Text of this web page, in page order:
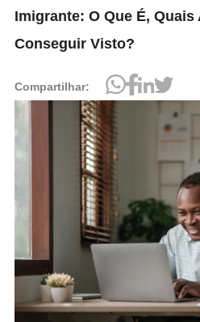
Imigrante: O Que É,
Conseguir Visto?
Compartilhar: